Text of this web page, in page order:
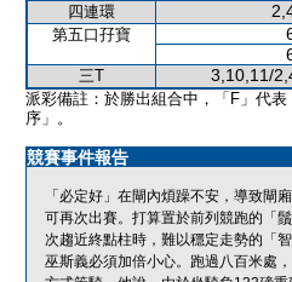
四連環
第五口孖寶
三T 3,10,11/
派彩備註：於勝出組合中，「F」代
序」。
競賽事件報告
「必定好」在閘內煩躁不安，導致閘
可再次出賽。打算置於前列競跑的「
次趨近終點柱時，難以穩定走勢的「
巫斯義必須加倍小心。跑過八百米處